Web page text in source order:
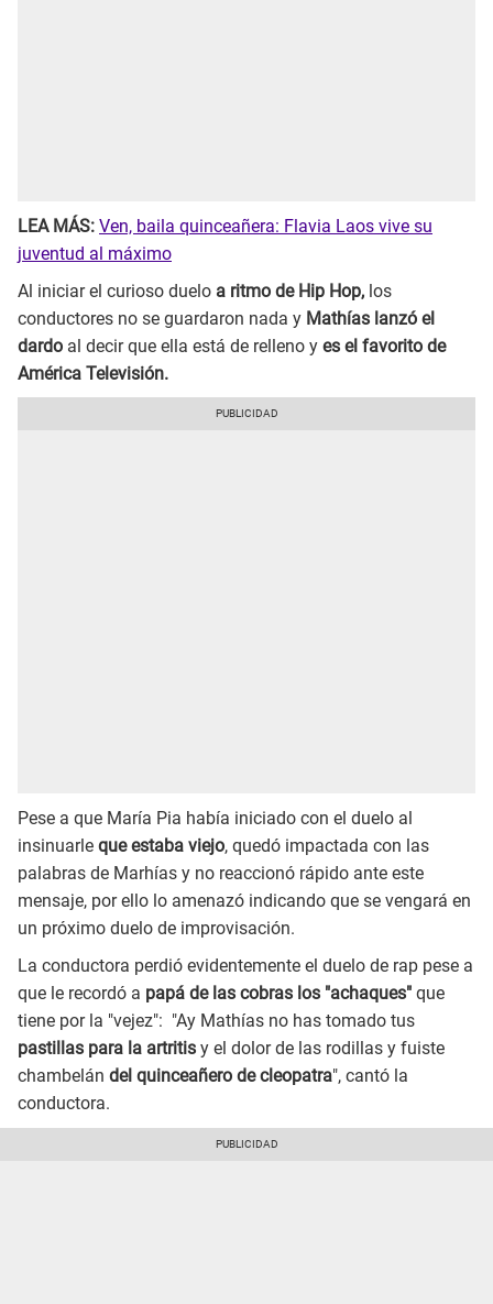
LEA MÁS: Ven, baila quinceañera: Flavia Laos vive su
juventud al máximo
Al iniciar el curioso duelo a ritmo de Hip Hop, los
conductores no se guardaron nada y Mathías lanzó el
dardo al decir que ella está de relleno y es el favorito de
América Televisión.
Pese a que María Pia había iniciado con el duelo al
insinuarle que estaba viejo, quedó impactada con las
palabras de Marhías y no reaccionó rápido ante este
mensaje, por ello lo amenazó indicando que se vengará en
un próximo duelo de improvisación.
La conductora perdió evidentemente el duelo de rap pese a
que le recordó a papá de las cobras los "achaques" que
tiene por la "vejez": "Ay Mathías no has tomado tus
pastillas para la artritis y el dolor de las rodillas y fuiste
chambelán del quinceañero de cleopatra", cantó la
conductora.